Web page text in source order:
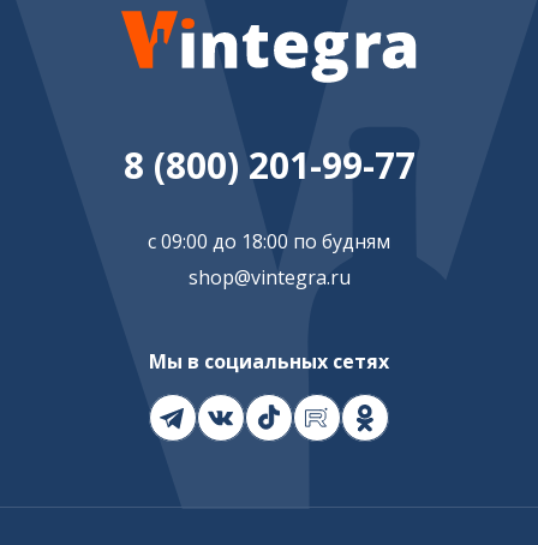
8 (800) 201-99-77
с 09:00 до 18:00 по будням
shop@vintegra.ru
Мы в социальных сетях